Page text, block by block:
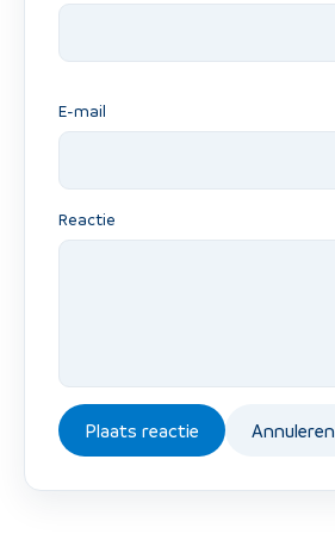
E-mail
Reactie
Plaats reactie Annuleren